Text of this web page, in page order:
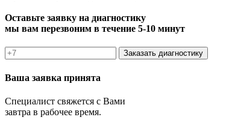
Оставьте заявку на диагностику
мы вам перезвоним в течение 5-10 минут
Заказать диагностику
Ваша заявка принята
Специалист свяжется с Вами
завтра в рабочее время.